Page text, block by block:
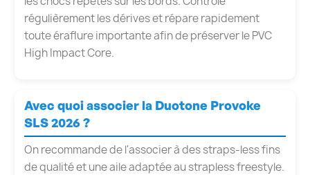
régulièrement les dérives et répare rapidement
toute éraflure importante afin de préserver le PVC
High Impact Core.
Avec quoi associer la Duotone Provoke
SLS 2026 ?
On recommande de l'associer à des straps-less fins
de qualité et une aile adaptée au strapless freestyle.